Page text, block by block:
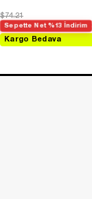
$74.21
Sepette Net %13 İndirim
Kargo Bedava